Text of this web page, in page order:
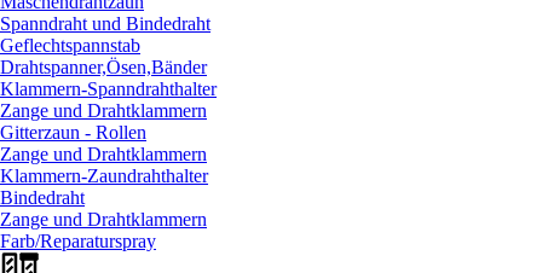
Spanndraht und Bindedraht
Geflechtspannstab
Drahtspanner,Ösen,Bänder
Klammern-Spanndrahthalter
Zange und Drahtklammern
Gitterzaun - Rollen
Zange und Drahtklammern
Klammern-Zaundrahthalter
Bindedraht
Zange und Drahtklammern
Farb/Reparaturspray